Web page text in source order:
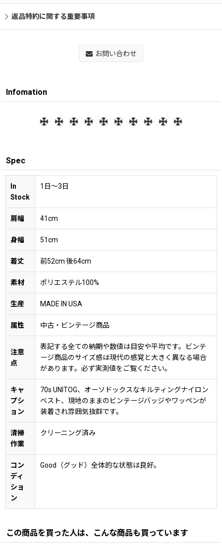
返品特約に関する重要事項
お問い合わせ
Infomation
Spec
In
Stock
1日〜3日
肩幅 41cm
身幅 51cm
着丈 前52cm 後64cm
素材 ポリエステル100%
生産 MADE IN USA
属性 中古・ビンテージ商品
注意
点
表記する全ての納期や数値は目安や平均です。ビンテ
ージ商品のサイズ感は現代の感覚と大きく異なる場合
があります。必ず実測値をご覧ください。
キャ
プシ
ョン
70s UNITOG、オーソドックスなキルティングナイロン
ベスト、現地のままのビンテージバッジやワッペンが
装着され雰囲気抜群です。
清掃
作業
クリーニング済み
コン
ディ
ショ
ン
Good（グッド）全体的な状態は良好。
この商品を買った人は、こんな商品も買っています